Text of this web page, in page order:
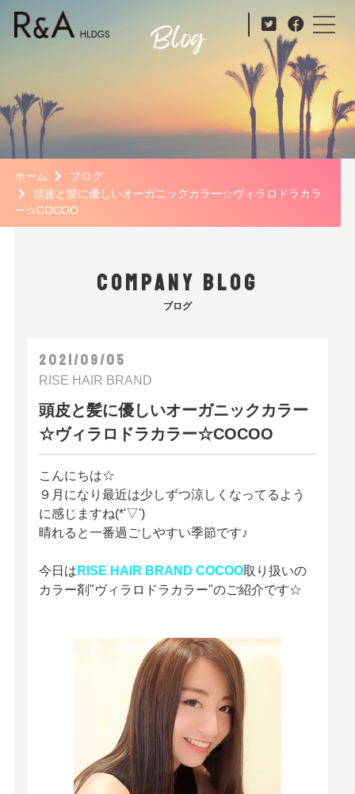
ホーム
ブログ
頭皮と髪に優しいオーガニックカラー☆ヴィラロドラカラ
ー☆COCOO
COMPANY BLOG
ブログ
2021/09/05
RISE HAIR BRAND
頭皮と髪に優しいオーガニックカラー
☆ヴィラロドラカラー☆COCOO
こんにちは☆
９月になり最近は少しずつ涼しくなってるよう
に感じますね(*'▽')
晴れると一番過ごしやすい季節です♪
今日は RISE HAIR BRAND COCOO取り扱いの
カラー剤"ヴィラロドラカラー"のご紹介です☆